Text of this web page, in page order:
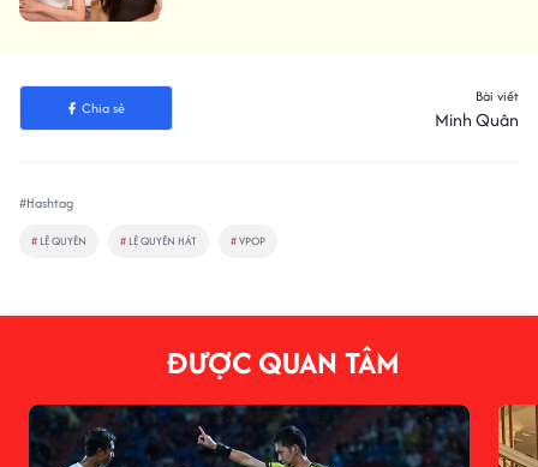
Chia sẻ
Bài viết
Minh Quân
#Hashtag
# LỆ QUYÊN # LỆ QUYÊN HÁT #VPOP
ĐƯỢC QUAN TÂM